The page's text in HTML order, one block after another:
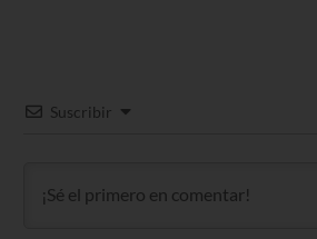
Suscribir